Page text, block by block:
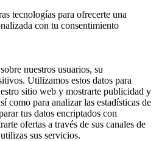
tecnologías para ofrecerte una
con tu consentimiento
nuestros usuarios, su
Utilizamos estos datos para
sitio web y mostrarte publicidad y
como para analizar las estadísticas de
tus datos encriptados con
ofertas a través de sus canales de
sus servicios.